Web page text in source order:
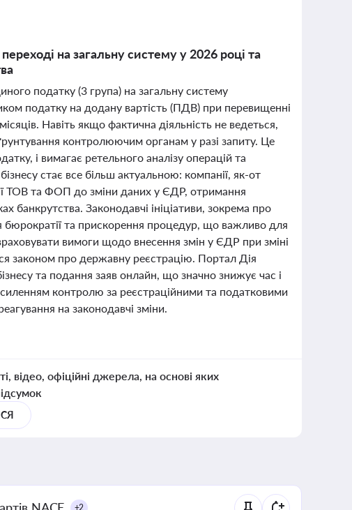
на загальну систему у 2026 році та
податку (3 група) на загальну систему
податку на додану вартість (ПДВ) при перевищенні
Навіть якщо фактична діяльність не ведеться,
контролюючим органам у разі запиту. Це
і вимагає ретельного аналізу операцій та
стає все більш актуальною: компанії, як-от
ТОВ та ФОП до зміни даних у ЄДР, отримання
банкрутства. Законодавчі ініціативи, зокрема про
та прискорення процедур, що важливо для
вимоги щодо внесення змін у ЄДР при зміні
законом про державну реєстрацію. Портал Дія
та подання заяв онлайн, що значно знижує час і
контролю за реєстраційними та податковими
на законодавчі зміни.
відео, офіційні джерела, на основі яких
+2